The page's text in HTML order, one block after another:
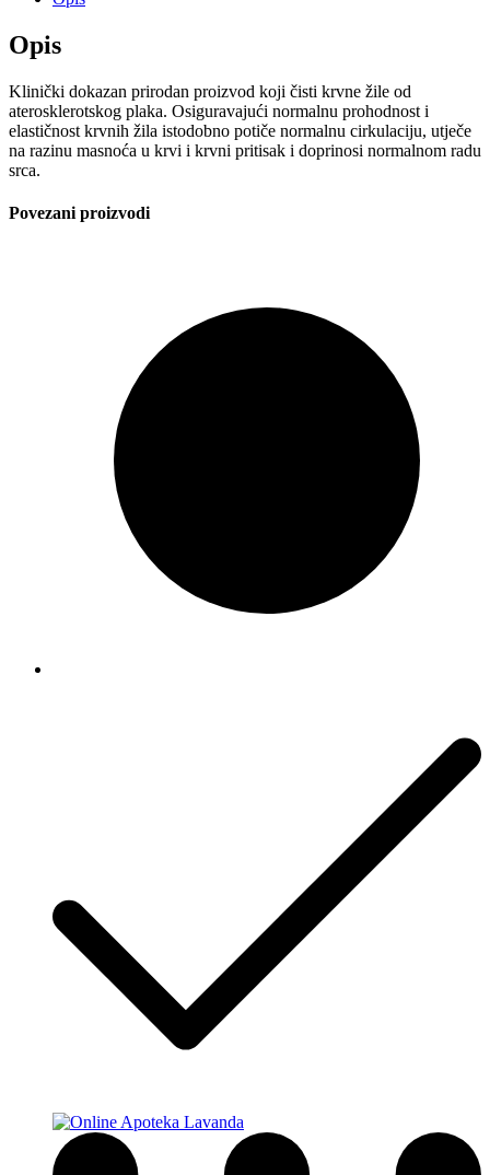
Opis
Klinički dokazan prirodan proizvod koji čisti krvne žile od
aterosklerotskog plaka. Osiguravajući normalnu prohodnost i
elastičnost krvnih žila istodobno potiče normalnu cirkulaciju, utječe
na razinu masnoća u krvi i krvni pritisak i doprinosi normalnom radu
srca.
Povezani proizvodi